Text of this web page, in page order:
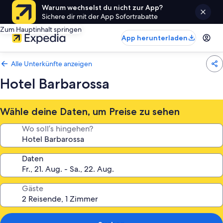
Warum wechselst du nicht zur App?
Sichere dir mit der App Sofortrabatte
Zum Hauptinhalt springen
App herunterladen
Alle Unterkünfte anzeigen
Hotel Barbarossa
Wähle deine Daten, um Preise zu sehen
Wo soll’s hingehen?
Daten
Gäste